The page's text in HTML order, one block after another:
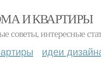
И КВАРТИРЫ
советы, интересные
идеи